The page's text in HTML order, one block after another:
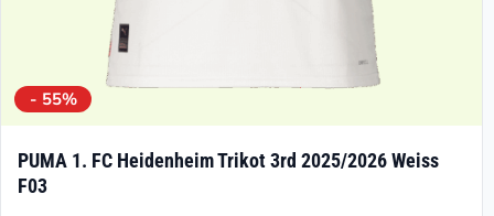
- 55%
PUMA 1. FC Heidenheim Trikot 3rd 2025/2026 Weiss
F03